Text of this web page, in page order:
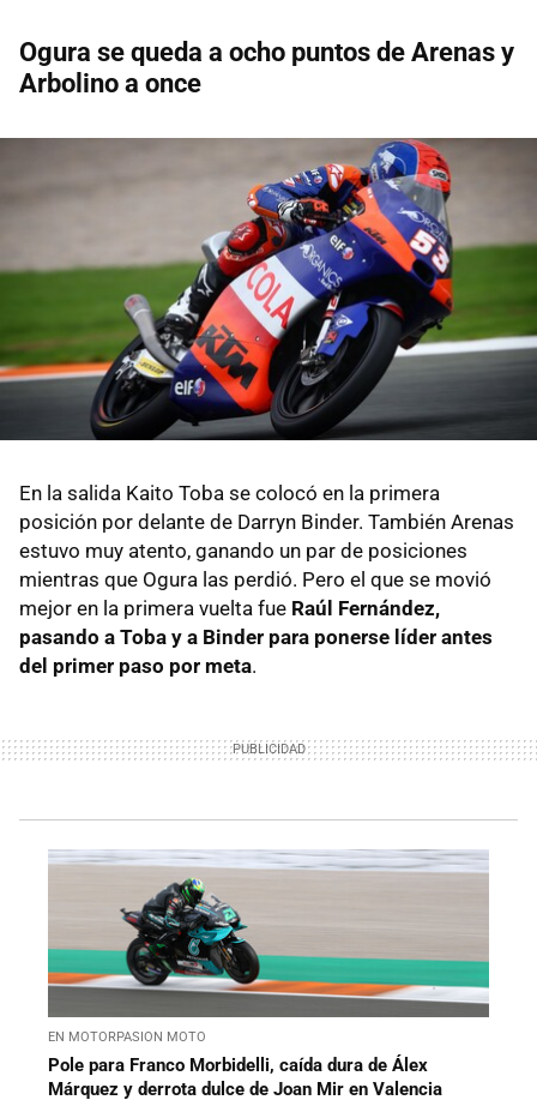
Ogura se queda a ocho puntos de Arenas y
Arbolino a once
En la salida Kaito Toba se colocó en la primera
posición por delante de Darryn Binder. También Arenas
estuvo muy atento, ganando un par de posiciones
mientras que Ogura las perdió. Pero el que se movió
mejor en la primera vuelta fue Raúl Fernández,
pasando a Toba y a Binder para ponerse líder antes
del primer paso por meta.
EN MOTORPASION MOTO
Pole para Franco Morbidelli, caída dura de Álex
Márquez y derrota dulce de Joan Mir en Valencia